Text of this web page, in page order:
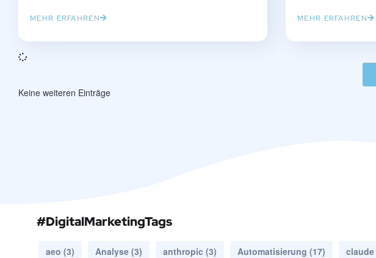
MEHR ERFAHREN MEHR ERFAHREN
Keine weiteren Einträge
#DigitalMarketingTags
aeo (3) Analyse (3) anthropic (3) Automatisierung (17) claude